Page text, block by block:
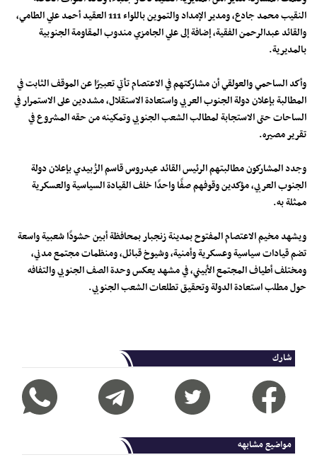
النقيب محمد جادع، ومدير الإمداد والتموين باللواء 111 العقيد أحمد علي الطامي،
والقائد عبدالرحمن الفقية، إضافة إلى علي الجامزي مندوب المقاومة الجنوبية
بالمديرية.
وأكد الساحمي والعولقي أن مشاركتهم في الاعتصام تأتي تعبيرًا عن الموقف الثابت في
المطالبة بإعلان دولة الجنوب العربي واستعادة الاستقلال، مشددين على الاستمرار في
الساحات حتى الاستجابة لمطالب الشعب الجنوبي وتمكينه من حقه المشروع في
تقرير مصيره.
وجدد المشاركون مطالبتهم الرئيس القائد عيدروس قاسم الزُبيدي بإعلان دولة
الجنوب العربي، مؤكدين وقوفهم صفًا واحدًا خلف القيادة السياسية والعسكرية
ممثلة به.
ويشهد مخيم الاعتصام المفتوح بمدينة زنجبار بمحافظة أبين حشودًا شعبية واسعة
تضم قيادات سياسية وعسكرية وأمنية، وشيوخ قبائل، ومنظمات مجتمع مدني،
ومختلف أطياف المجتمع الأبيني، في مشهد يعكس وحدة الصف الجنوبي والتفافه
حول مطلب استعادة الدولة وتحقيق تطلعات الشعب الجنوبي.
شارك
مواضيع مشابهه